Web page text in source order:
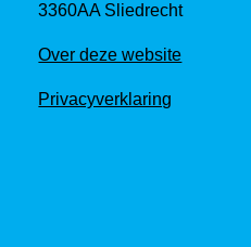
3360AA Sliedrecht
Over deze website
Privacyverklaring